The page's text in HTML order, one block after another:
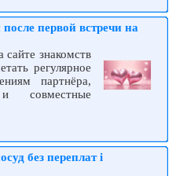
первой встречи на
знакомств
регулярное
партнёра,
совместные
без переплат і